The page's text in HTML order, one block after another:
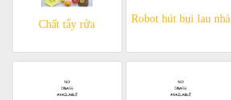
Chất tẩy rửa Robot hút bụi lau nhà